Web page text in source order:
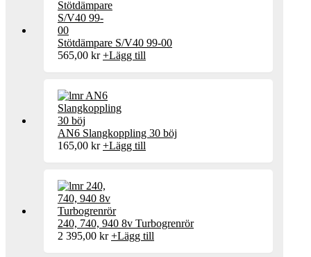
Stötdämpare S/V40 99-00
565,00 kr +Lägg till
AN6 Slangkoppling 30 böj
165,00 kr +Lägg till
240, 740, 940 8v Turbogrenrör
2 395,00 kr +Lägg till